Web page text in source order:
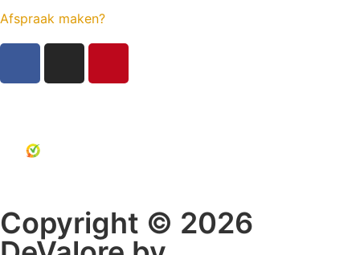
Afspraak maken?
Copyright © 2026